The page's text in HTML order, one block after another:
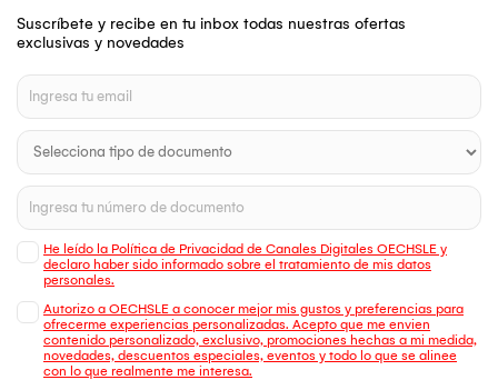
Suscríbete y recibe en tu inbox todas nuestras ofertas
exclusivas y novedades
He leído la Política de Privacidad de Canales Digitales OECHSLE y
declaro haber sido informado sobre el tratamiento de mis datos
personales.
Autorizo a OECHSLE a conocer mejor mis gustos y preferencias para
ofrecerme experiencias personalizadas. Acepto que me envien
contenido personalizado, exclusivo, promociones hechas a mi medida,
novedades, descuentos especiales, eventos y todo lo que se alinee
con lo que realmente me interesa.